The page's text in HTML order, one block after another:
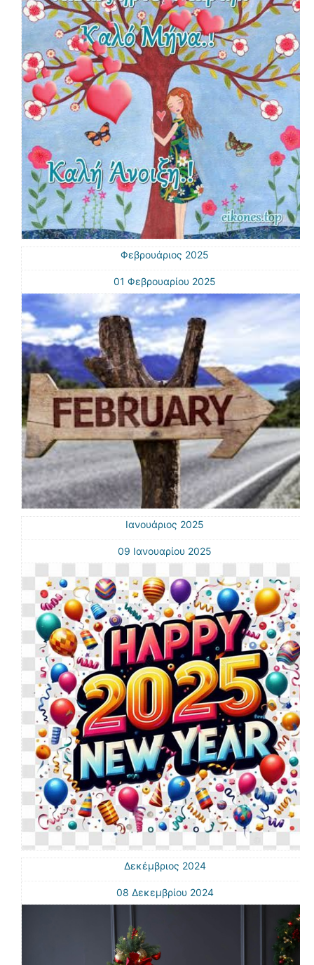
Φεβρουάριος 2025
01 Φεβρουαρίου 2025
Ιανουάριος 2025
09 Ιανουαρίου 2025
Δεκέμβριος 2024
08 Δεκεμβρίου 2024